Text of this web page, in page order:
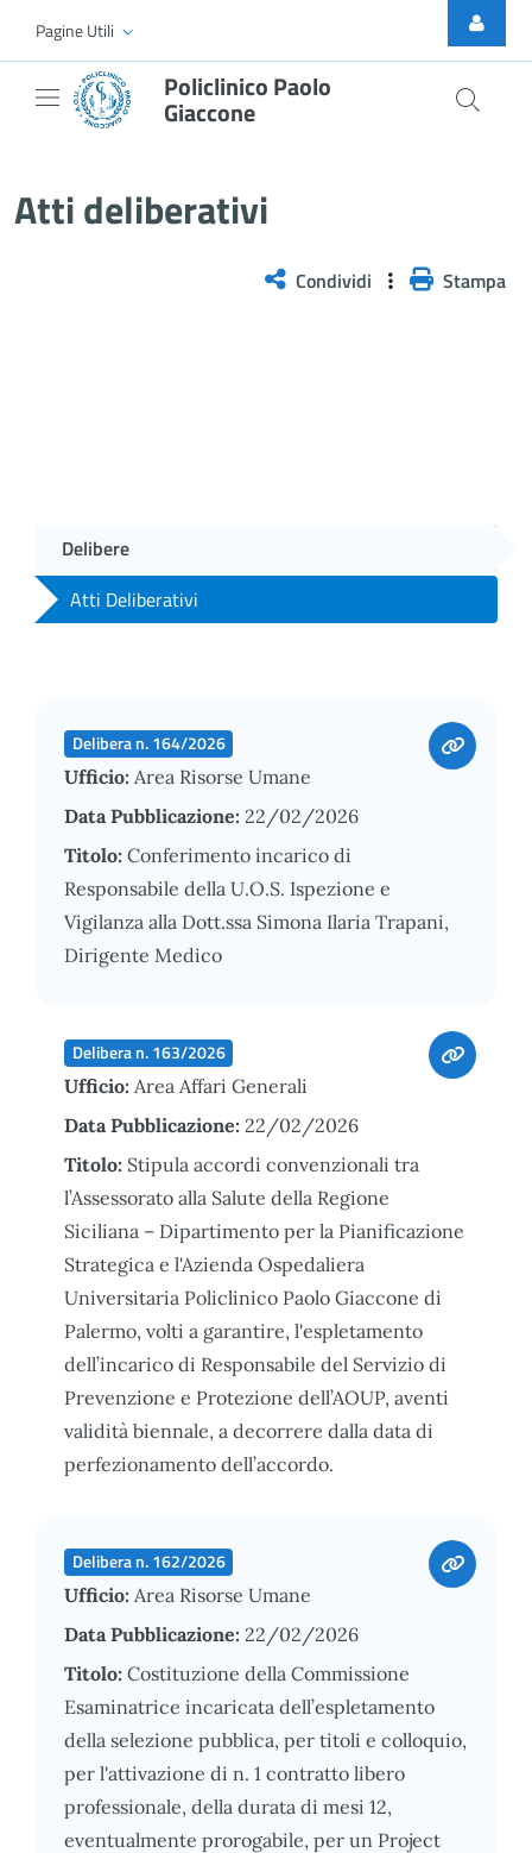
Skip to Main Content
Pagine Utili
Policlinico Paolo
Giaccone
Atti deliberativi
Condividi Stampa
Delibere
Atti Deliberativi
Delibera n. 164/2026
Ufficio: Area Risorse Umane
Data Pubblicazione: 22/02/2026
Titolo: Conferimento incarico di
Responsabile della U.O.S. Ispezione e
Vigilanza alla Dott.ssa Simona Ilaria Trapani,
Dirigente Medico
Delibera n. 163/2026
Ufficio: Area Affari Generali
Data Pubblicazione: 22/02/2026
Titolo: Stipula accordi convenzionali tra
l’Assessorato alla Salute della Regione
Siciliana – Dipartimento per la Pianificazione
Strategica e l'Azienda Ospedaliera
Universitaria Policlinico Paolo Giaccone di
Palermo, volti a garantire, l'espletamento
dell’incarico di Responsabile del Servizio di
Prevenzione e Protezione dell’AOUP, aventi
validità biennale, a decorrere dalla data di
perfezionamento dell’accordo.
Delibera n. 162/2026
Ufficio: Area Risorse Umane
Data Pubblicazione: 22/02/2026
Titolo: Costituzione della Commissione
Esaminatrice incaricata dell’espletamento
della selezione pubblica, per titoli e colloquio,
per l'attivazione di n. 1 contratto libero
professionale, della durata di mesi 12,
eventualmente prorogabile, per un Project